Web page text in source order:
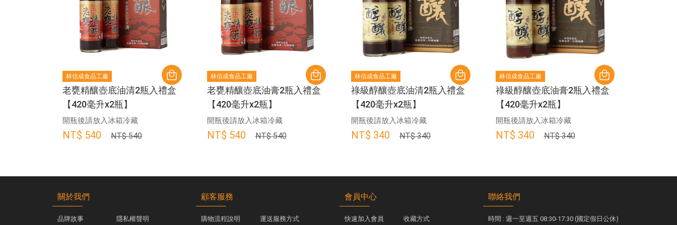
林信成食品工廠
老甕精釀壺底油清2瓶入禮盒
【420毫升x2瓶】
開瓶後請放入冰箱冷藏
NT$ 540 NT$ 540
林信成食品工廠
老甕精釀壺底油膏2瓶入禮盒
【420毫升x2瓶】
開瓶後請放入冰箱冷藏
NT$ 540 NT$ 540
林信成食品工廠
祿級醇釀壺底油清2瓶入禮盒
【420毫升x2瓶】
開瓶後請放入冰箱冷藏
NT$ 340 NT$ 340
林信成食品工廠
祿級醇釀壺底油膏2瓶入禮盒
【420毫升x2瓶】
開瓶後請放入冰箱冷藏
NT$ 340 NT$ 340
關於我們
品牌故事 隱私權聲明
顧客服務
購物流程說明 運送服務方式
會員中心
快速加入會員 收藏方式
聯絡我們
時間 : 週一至週五 08:30-17:30 (國定假日公休)